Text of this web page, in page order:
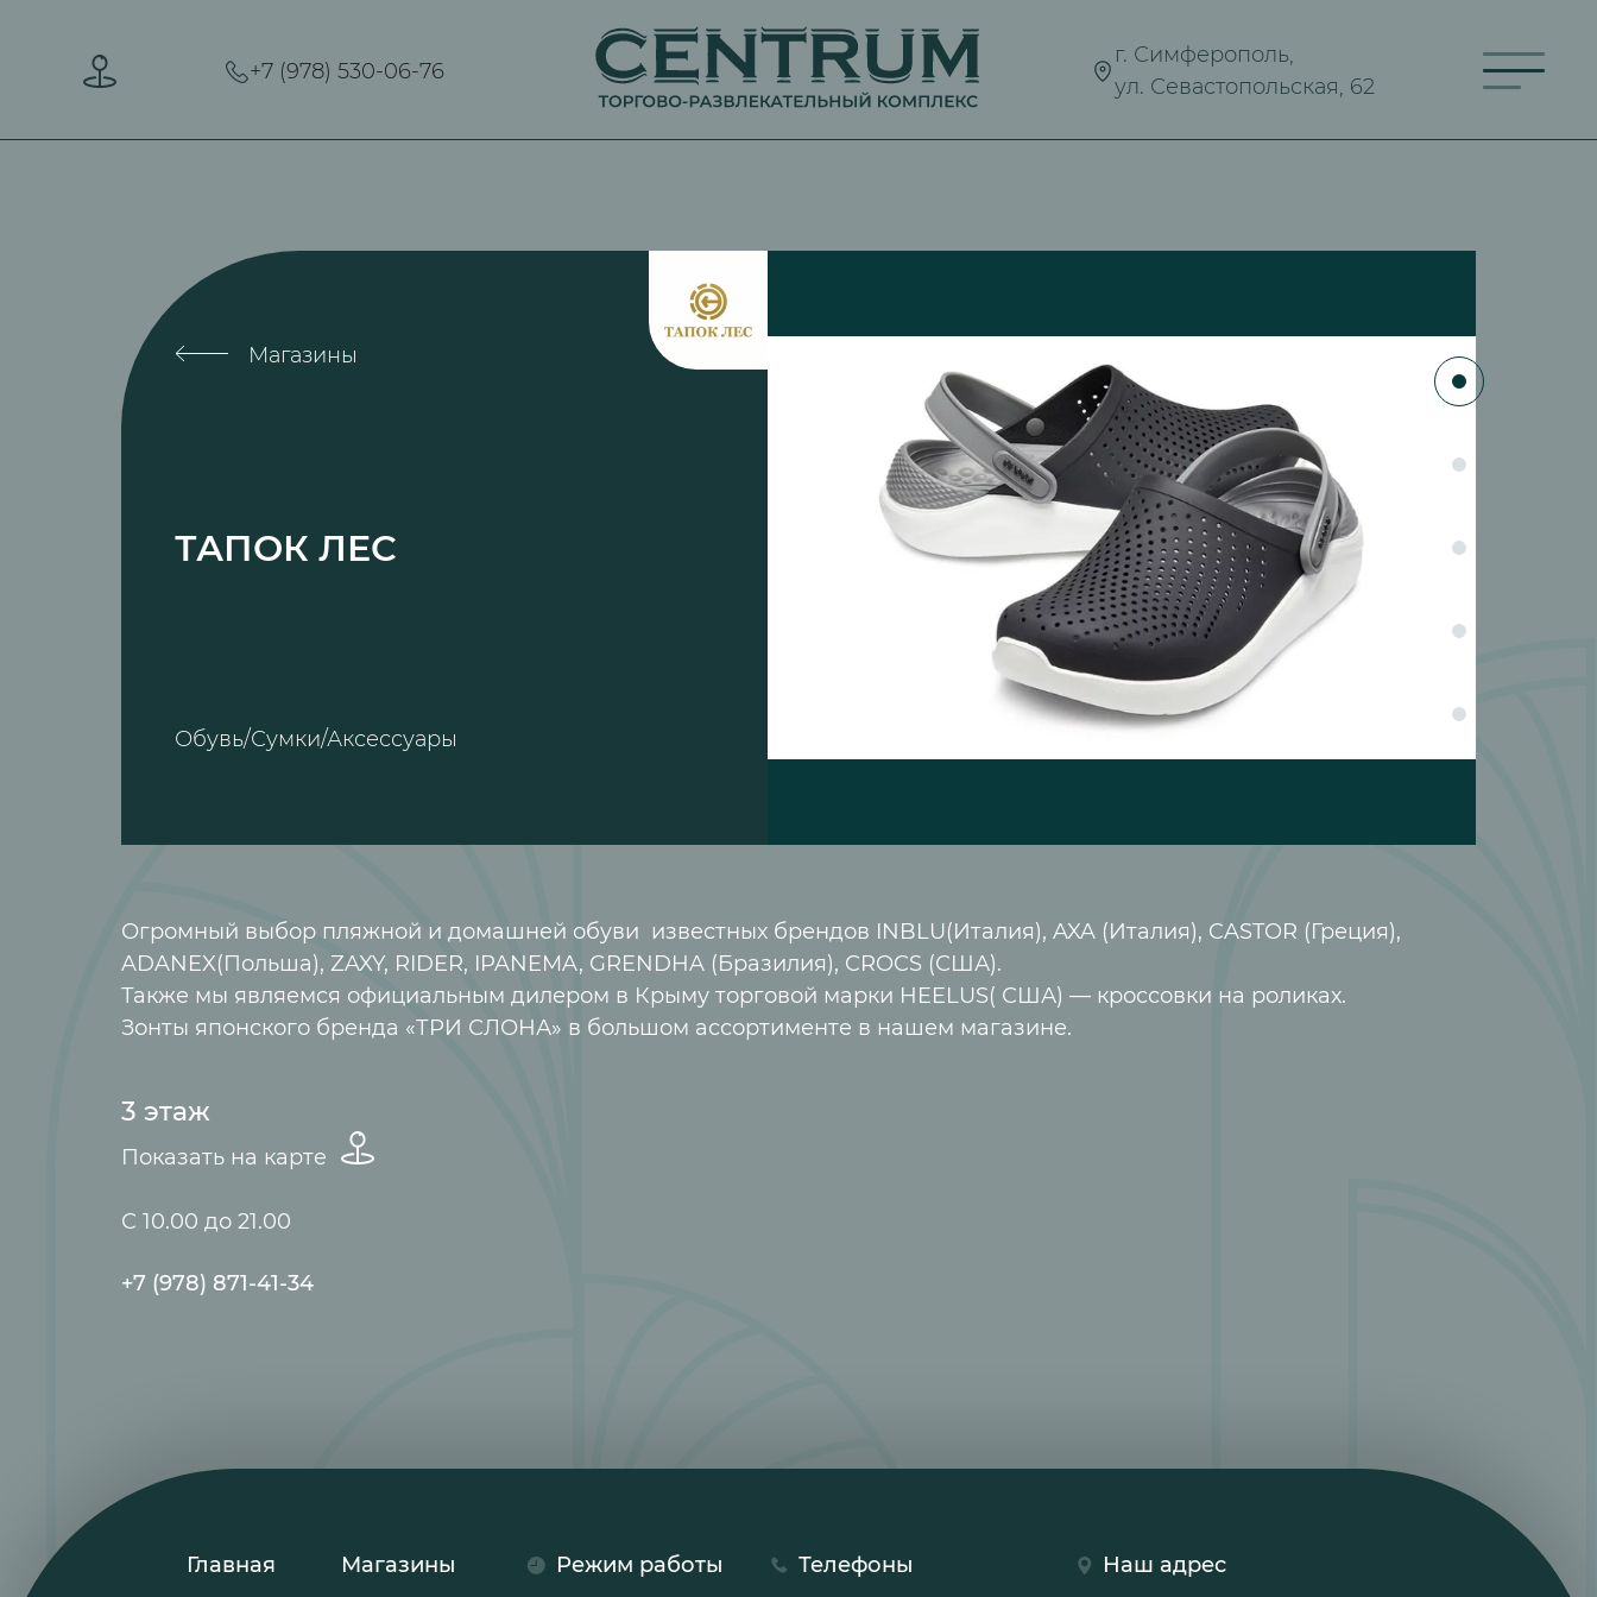
+7 (978) 530-06-76
г. Симферополь,
ул. Севастопольская, 62
Магазины
ТАПОК ЛЕС
Обувь/Сумки/Аксессуары
Огромный выбор пляжной и домашней обуви известных брендов INBLU(Италия), AXA (Италия), CASTOR (Греция),
ADANEX(Польша), ZAXY, RIDER, IPANEMA, GRENDHA (Бразилия), CROCS (США).
Также мы являемся официальным дилером в Крыму торговой марки HEELUS( США) — кроссовки на роликах.
Зонты японского бренда «ТРИ СЛОНА» в большом ассортименте в нашем магазине.
3 этаж
Показать на карте
С 10.00 до 21.00
+7 (978) 871-41-34
Главная Магазины Режим работы Телефоны Наш адрес